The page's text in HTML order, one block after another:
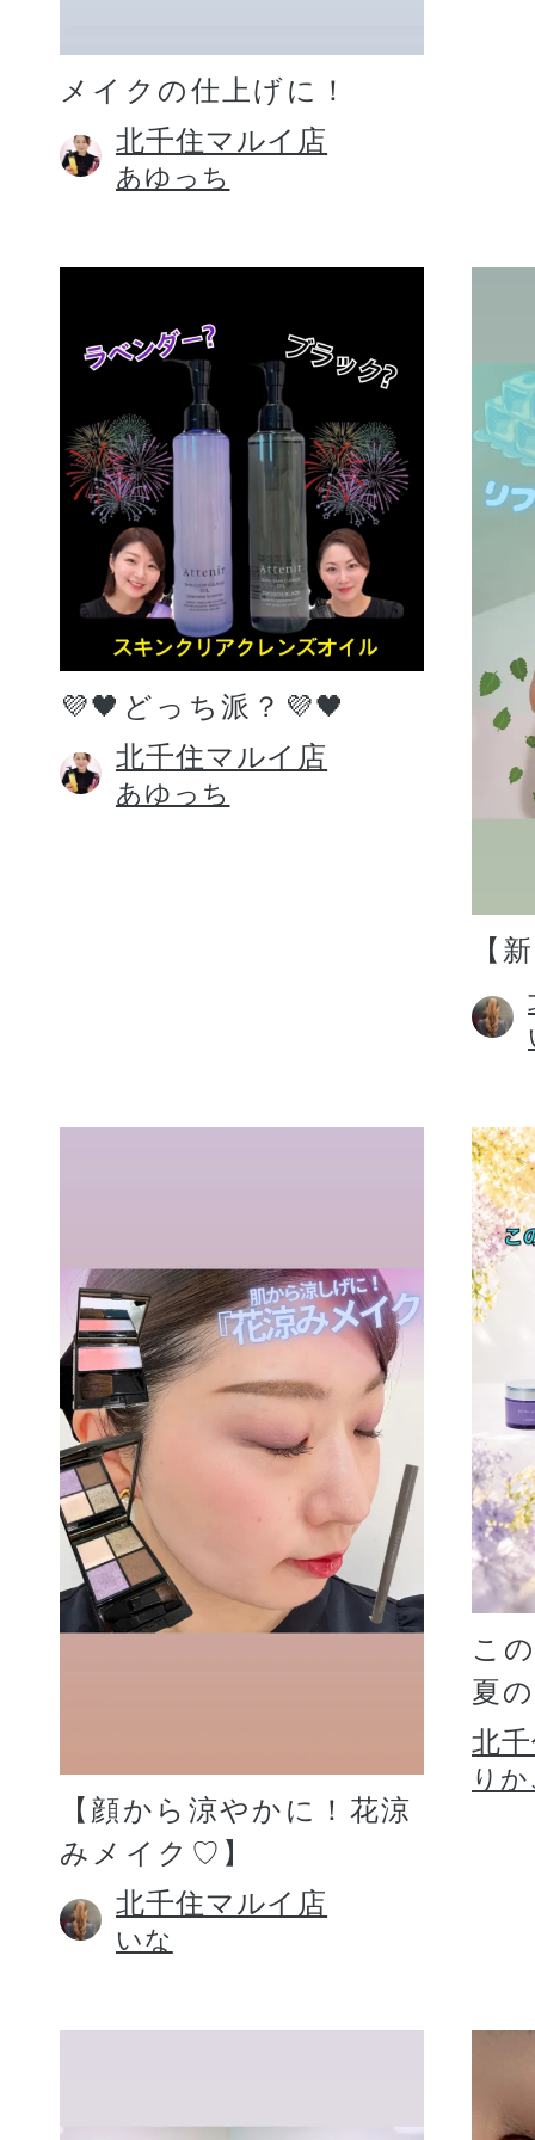
メイクの仕上げに！
北千住マルイ店
あゆっち
💜🖤どっち派？💜🖤
北千住マルイ店
あゆっち
【
【顔から涼やかに！花涼
みメイク♡】
北千住マルイ店
いな
こ
夏
北
り